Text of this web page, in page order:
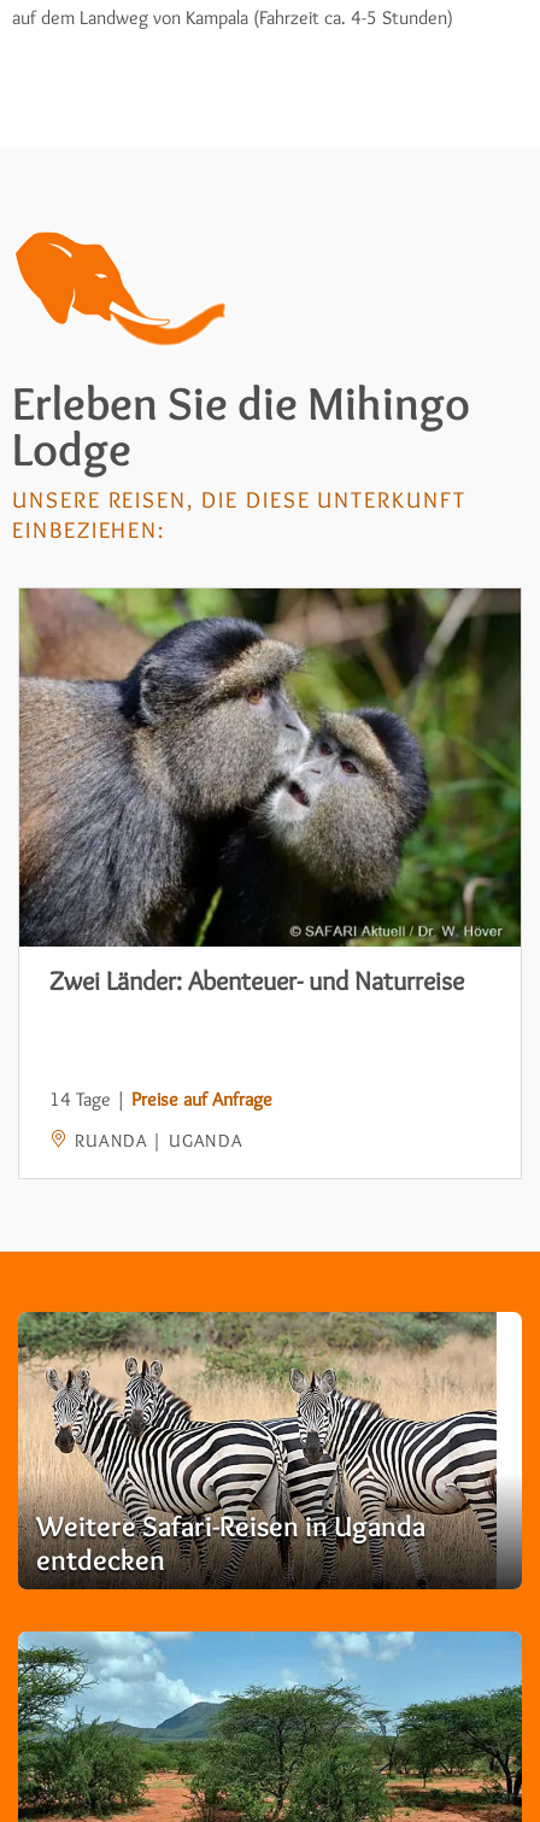
auf dem Landweg von Kampala (Fahrzeit ca. 4-5 Stunden)
Erleben Sie die Mihingo
Lodge
UNSERE REISEN, DIE DIESE UNTERKUNFT
EINBEZIEHEN:
Zwei Länder: Abenteuer- und Naturreise
14 Tage | Preise auf Anfrage
RUANDA | UGANDA
Weitere Safari-Reisen in Uganda
entdecken